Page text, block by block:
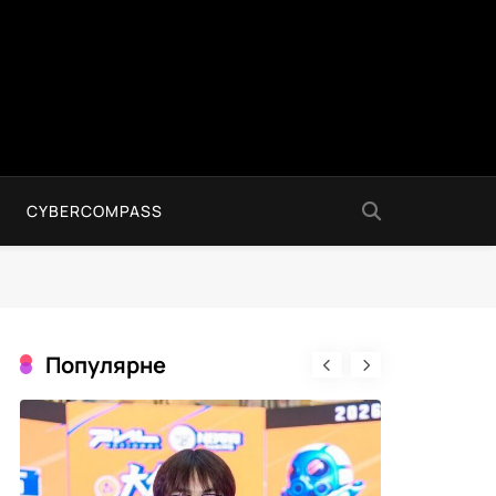
CYBERCOMPASS
Популярне